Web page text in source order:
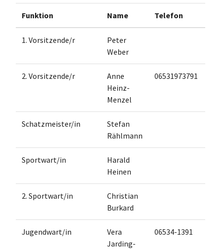
Funktion Name Telefon
1. Vorsitzende/r
Peter
Weber
2. Vorsitzende/r
Anne
Heinz-
Menzel
06531973791
Schatzmeister/in
Stefan
Rählmann
Sportwart/in
Harald
Heinen
2. Sportwart/in
Christian
Burkard
Jugendwart/in
Vera
Jarding-
06534-1391